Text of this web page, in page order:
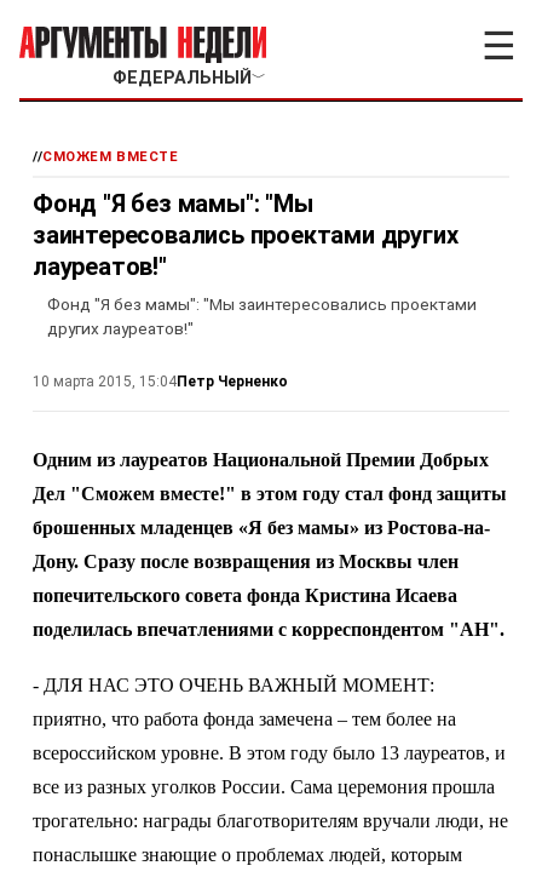
ФЕДЕРАЛЬНЫЙ ﹀
☰
//СМОЖЕМ ВМЕСТЕ
Фонд "Я без мамы": "Мы
заинтересовались проектами других
лауреатов!"
Фонд "Я без мамы": "Мы заинтересовались проектами
других лауреатов!"
10 марта 2015, 15:04Петр Черненко
Одним из лауреатов Национальной Премии Добрых
Дел "Сможем вместе!" в этом году стал фонд защиты
брошенных младенцев «Я без мамы» из Ростова-на-
Дону. Сразу после возвращения из Москвы член
попечительского совета фонда Кристина Исаева
поделилась впечатлениями с корреспондентом "АН".
- ДЛЯ НАС ЭТО ОЧЕНЬ ВАЖНЫЙ МОМЕНТ:
приятно, что работа фонда замечена – тем более на
всероссийском уровне. В этом году было 13 лауреатов, и
все из разных уголков России. Сама церемония прошла
трогательно: награды благотворителям вручали люди, не
понаслышке знающие о проблемах людей, которым